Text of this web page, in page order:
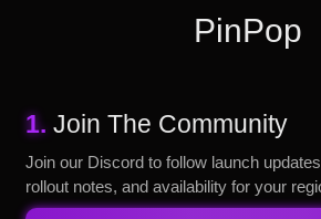
PinPop
1. Join The Community
Join our Discord to follow launch
rollout notes, and availability for your